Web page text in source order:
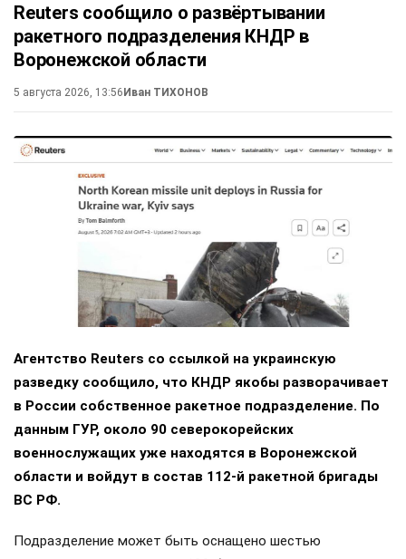
Reuters сообщило о развёртывании
ракетного подразделения КНДР в
Воронежской области
5 августа 2026, 13:56Иван ТИХОНОВ
Агентство Reuters со ссылкой на украинскую
разведку сообщило, что КНДР якобы разворачивает
в России собственное ракетное подразделение. По
данным ГУР, около 90 северокорейских
военнослужащих уже находятся в Воронежской
области и войдут в состав 112-й ракетной бригады
ВС РФ.
Подразделение может быть оснащено шестью